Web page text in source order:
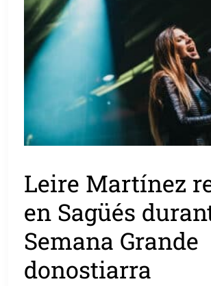
Leire Martínez
en Sagüés
Semana Grande
donostiarra